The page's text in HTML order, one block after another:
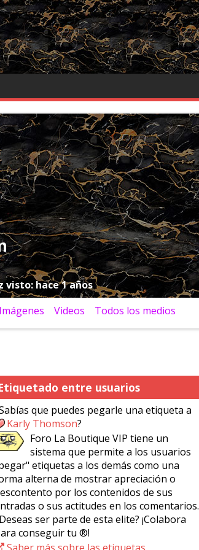
visto: hace 1 años
Imágenes Videos Todos los medios
entre usuarios
que puedes pegarle una etiqueta a
Karly Thomson?
Foro La Boutique VIP tiene un
sistema que permite a los usuarios
a los demás como una
alterna de mostrar apreciación o
por los contenidos de sus
entradas o sus actitudes en los comentarios.
ser parte de esta elite? ¡Colabora
conseguir tu ®!